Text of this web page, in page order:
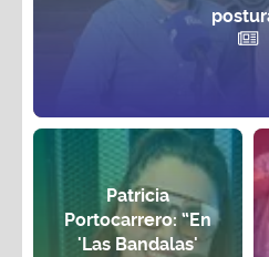
Patricia
Portocarrero: “En
'Las Bandalas'